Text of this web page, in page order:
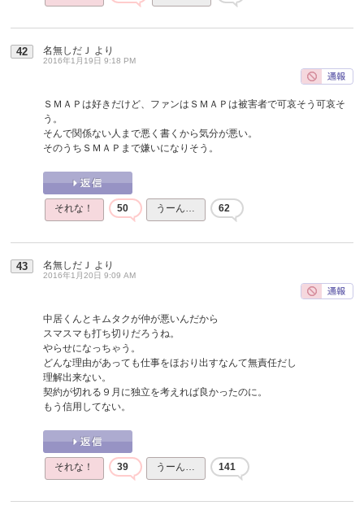
42 名無しだＪ より
2016年1月19日 9:18 PM
ＳＭＡＰは好きだけど、ファンはＳＭＡＰは被害者で可哀そう可哀そ
う。
そんで関係ない人まで悪く書くから気分が悪い。
そのうちＳＭＡＰまで嫌いになりそう。
それな！ 50 うーん… 62
43 名無しだＪ より
2016年1月20日 9:09 AM
中居くんとキムタクが仲が悪いんだから
スマスマも打ち切りだろうね。
やらせになっちゃう。
どんな理由があっても仕事をほおり出すなんて無責任だし
理解出来ない。
契約が切れる９月に独立を考えれば良かったのに。
もう信用してない。
それな！ 39 うーん… 141